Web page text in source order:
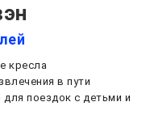
кресла
в пути
поездок с детьми и